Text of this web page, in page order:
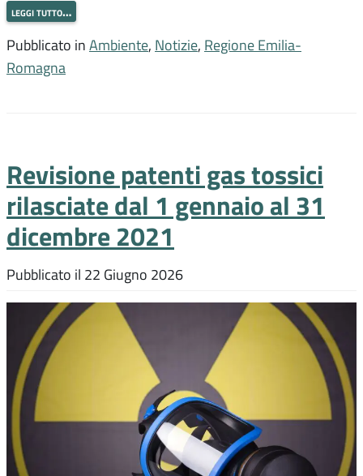
leggi tutto…
Pubblicato in Ambiente, Notizie, Regione Emilia-
Romagna
Revisione patenti gas tossici
rilasciate dal 1 gennaio al 31
dicembre 2021
Pubblicato il 22 Giugno 2026